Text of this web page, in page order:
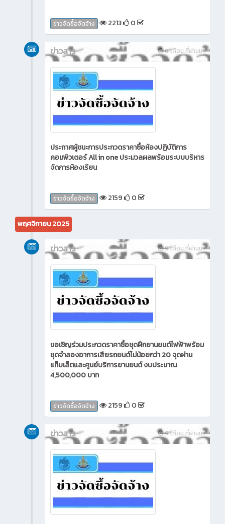
ข่าวจัดซื้อจัดจ้าง 2213 0
8 เดือน ที่ผ่านมา
ข่าวสาร
ประกาศผู้ชนะการประกวดราคาซื้อห้องปฏิบัติการ
คอมพิวเตอร์ All in one ประมวลผลพร้อมระบบบริหาร
จัดการห้องเรียน
ข่าวจัดซื้อจัดจ้าง 2159 0
พฤศจิกายน 2025
9 เดือน ที่ผ่านมา
ข่าวสาร
ขอเชิญร่วมประกวดราคาซื้อชุดฝึกยานยนต์ไฟฟ้าพร้อม
ชุดจำลองอาการเสียรถยนต์ไม่น้อยกว่า 20 จุดผ่าน
แท็บเล็ตและศูนย์บริการยานยนต์ งบประมาณ
4,500,000 บาท
ข่าวจัดซื้อจัดจ้าง 2159 0
9 เดือน ที่ผ่านมา
ข่าวสาร